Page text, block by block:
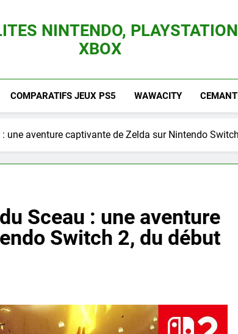
NINTENDO,
XBOX
COMPARATIFS JEUX PS5 WAWACITY
une aventure captivante de Zelda sur Nintendo
Sceau : une aventure
Switch 2, du début